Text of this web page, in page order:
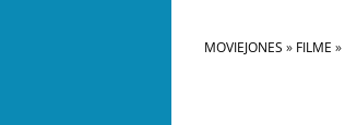
MOVIEJONES FILME